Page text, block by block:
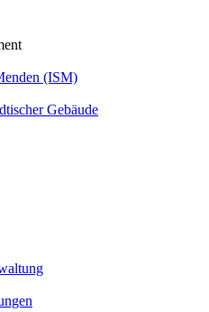
(ISM)
Gebäude